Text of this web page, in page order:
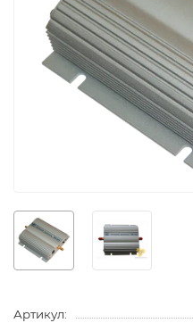
Артикул: